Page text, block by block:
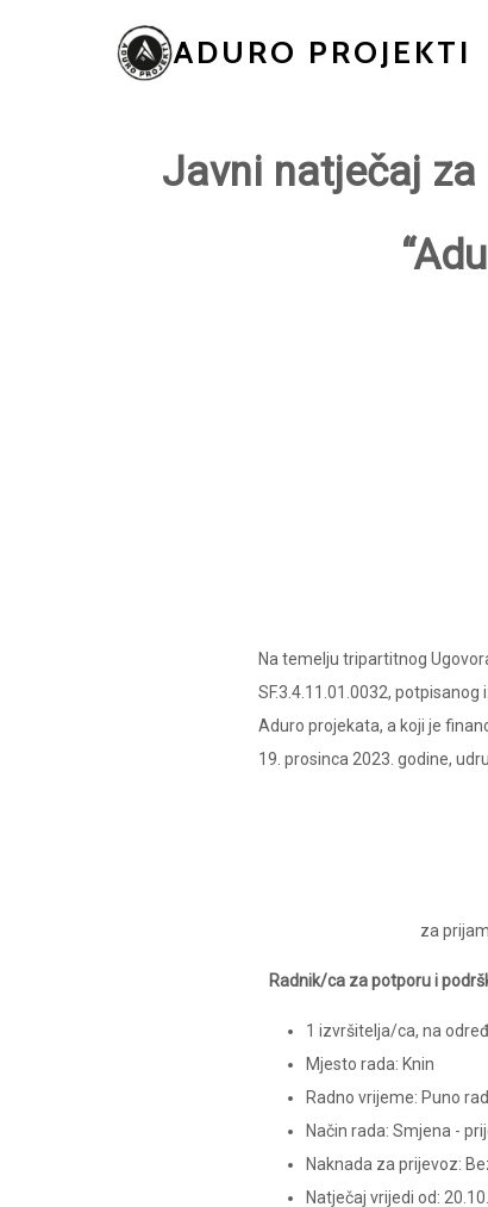
ADURO PROJEKTI
Javni natječaj
Na temelju tripartitnog
SF.3.4.11.01.0032,
Aduro projekata, a koji je
19. prosinca 2023. godine,
za
Radnik/ca za potporu i
1 izvršitelja/ca, na
Mjesto rada: Knin
Radno vrijeme: Puno
Način rada: Smjena -
Naknada za prijevoz:
Natječaj vrijedi od: